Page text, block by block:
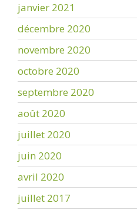
janvier 2021
décembre 2020
novembre 2020
octobre 2020
septembre 2020
août 2020
juillet 2020
juin 2020
avril 2020
juillet 2017